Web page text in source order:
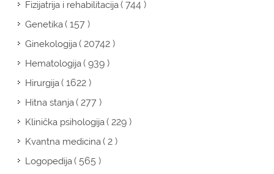
Fizijatrija i rehabilitacija( 744 )
Genetika( 157 )
Ginekologija( 20742 )
Hematologija( 939 )
Hirurgija( 1622 )
Hitna stanja( 277 )
Klinička psihologija( 229 )
Kvantna medicina( 2 )
Logopedija( 565 )